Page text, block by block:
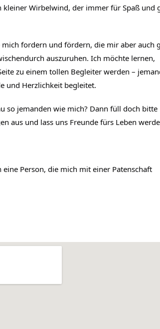
kleiner Wirbelwind, der immer für Spaß und
mich fordern und fördern, die mir aber auch
auszuruhen. Ich möchte lernen,
zu einem tollen Begleiter werden –
und Herzlichkeit begleitet.
so jemanden wie mich? Dann füll doch bitte
aus und lass uns Freunde fürs Leben
eine Person, die mich mit einer Patenschaft